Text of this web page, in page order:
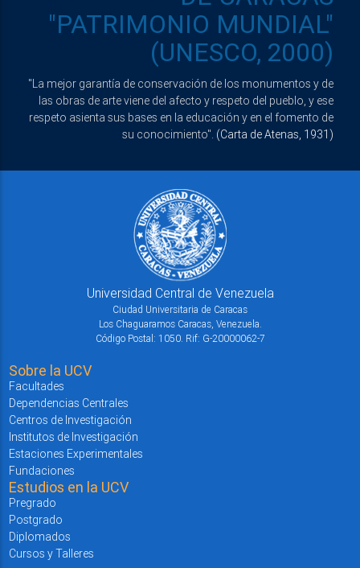
"PATRIMONIO MUNDIAL"
(UNESCO, 2000)
"La mejor garantía de conservación de los monumentos y de
las obras de arte viene del afecto y respeto del pueblo, y ese
respeto asienta sus bases en la educación y en el fomento de
su conocimiento". (Carta de Atenas, 1931)
Universidad Central de Venezuela
Ciudad Universitaria de Caracas
Los Chaguaramos Caracas, Venezuela.
Código Postal: 1050. Rif: G-20000062-7
Sobre la UCV
Facultades
Dependencias Centrales
Centros de Investigación
Institutos de Investigación
Estaciones Experimentales
Fundaciones
Estudios en la UCV
Pregrado
Postgrado
Diplomados
Cursos y Talleres